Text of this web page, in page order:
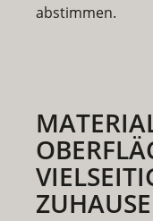
abstimmen.